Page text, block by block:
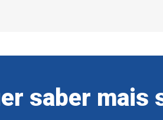
saber mais